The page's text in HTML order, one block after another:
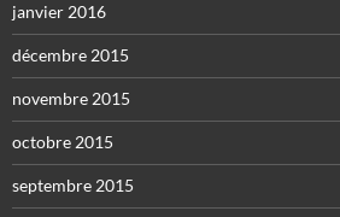
janvier 2016
décembre 2015
novembre 2015
octobre 2015
septembre 2015